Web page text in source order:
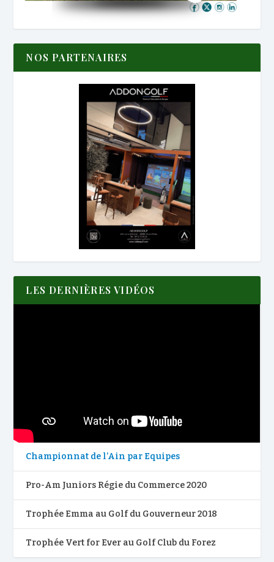
NOS PARTENAIRES
LES DERNIÈRES VIDÉOS
Championnat de l’Ain par Equipes
Pro-Am Juniors Régie du Commerce 2020
Trophée Emma au Golf du Gouverneur 2018
Trophée Vert for Ever au Golf Club du Forez